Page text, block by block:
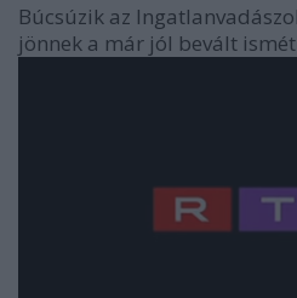
Búcsúzik az
jönnek a már jól bevált